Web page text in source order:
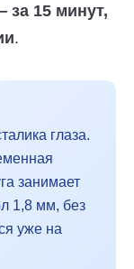
15 минут,
.
глаза.
занимает
1,8 мм, без
уже на